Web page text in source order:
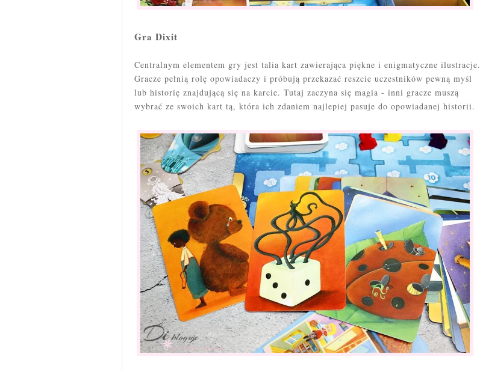
Gra Dixit
Centralnym elementem gry jest talia kart zawierająca piękne i enigmatyczne ilustracje.
Gracze pełnią rolę opowiadaczy i próbują przekazać reszcie uczestników pewną myśl
lub historię znajdującą się na karcie. Tutaj zaczyna się magia - inni gracze muszą
wybrać ze swoich kart tą, która ich zdaniem najlepiej pasuje do opowiadanej historii.